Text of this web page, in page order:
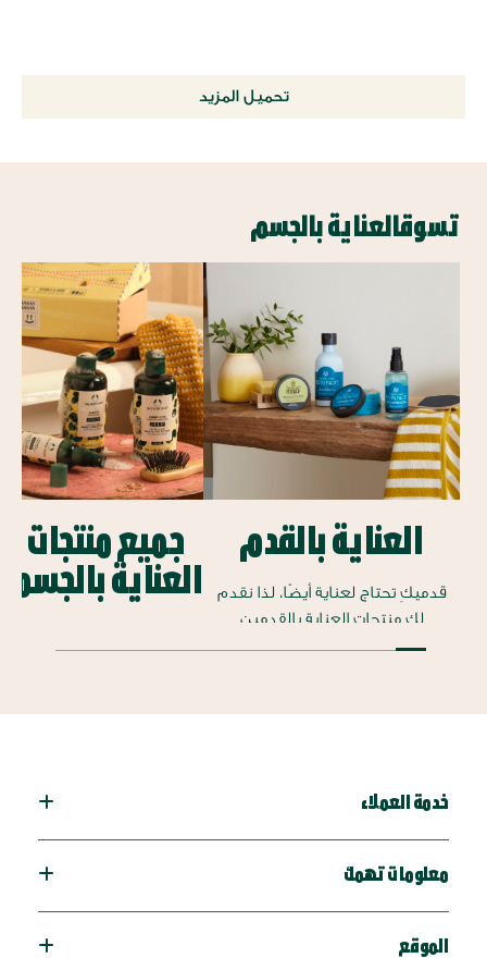
تحميل المزيد
تسوقالعناية بالجسم
العناية بالقدم
قدميكِ تحتاج لعناية أيضًا، لذا نقدم
لكِ منتجات العناية بالقدمين
والمتمثلة في الجوارب والسكراب
جميع منتجات
العناية بالجسم
تحتاجينه لبشرة صحية
خدمة العملاء
معلومات تهمك
الموقع